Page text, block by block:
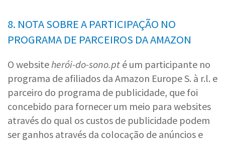
8. NOTA SOBRE A PARTICIPAÇÃO NO
PROGRAMA DE PARCEIROS DA AMAZON
O websiteherói-do-sono.pt é um participante no
programa de afiliados da Amazon Europe S. à r.l. e
parceiro do programa de publicidade, que foi
concebido para fornecer um meio para websites
através do qual os custos de publicidade podem
ser ganhos através da colocação de anúncios e